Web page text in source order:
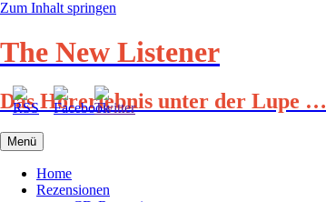
Zum Inhalt springen
The New Listener
Das Hörerlebnis unter der Lupe …
Menü
Home
Rezensionen